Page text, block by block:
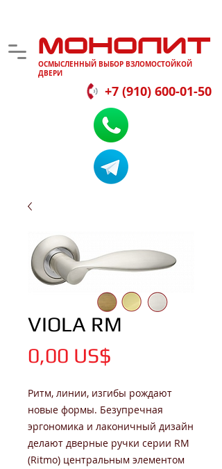
МОНОЛИТ
ОСМЫСЛЕННЫЙ ВЫБОР ВЗЛОМОСТОЙКОЙ
ДВЕРИ
+7 (910) 600-01-50
VIOLA RM
0,00 US$
Ритм, линии, изгибы рождают
новые формы. Безупречная
эргономика и лаконичный дизайн
делают дверные ручки серии RM
(Ritmo) центральным элементом